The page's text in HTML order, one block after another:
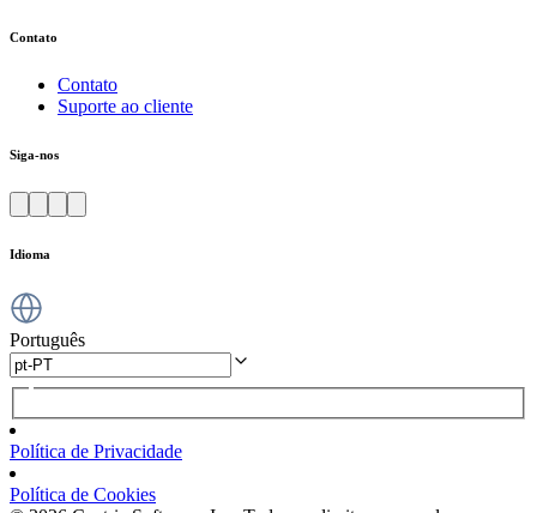
Contato
Contato
Suporte ao cliente
Siga-nos
Idioma
Português
Política de Privacidade
Política de Cookies